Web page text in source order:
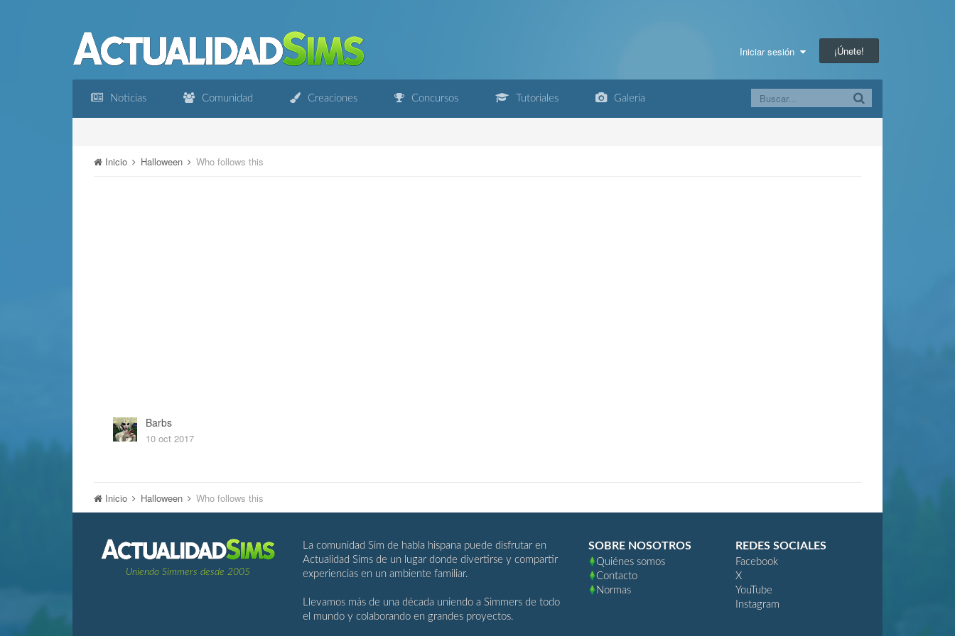
Iniciar sesión ¡Únete!
Noticias Comunidad Creaciones Concursos Tutoriales Galería
Inicio Halloween Who follows this
Barbs
10 oct 2017
Inicio Halloween Who follows this
Uniendo Simmers desde 2005
La comunidad Sim de habla hispana puede disfrutar en
Actualidad Sims de un lugar donde divertirse y compartir
experiencias en un ambiente familiar.
Llevamos más de una década uniendo a Simmers de todo
el mundo y colaborando en grandes proyectos.
SOBRE NOSOTROS
Quiénes somos
Contacto
Normas
REDES SOCIALES
Facebook
X
YouTube
Instagram